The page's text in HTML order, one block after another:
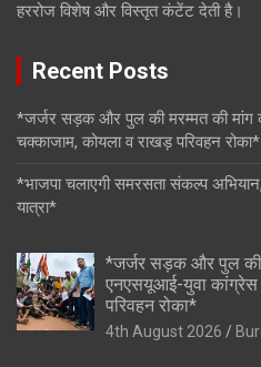
हररोज विशेष और विस्तृत कंटेंट देती है।
Recent Posts
*जर्जर सड़क और पुल की मरम्मत की
चक्काजाम, कोयला व राखड़ परिवहन रोका*
*भाजपा चलाएगी समरसता संकल्प
यात्रा*
*जर्जर सड़क और पुल की
एनएसयूआई-युवा कांग्रेस
परिवहन रोका*
4th August 2026